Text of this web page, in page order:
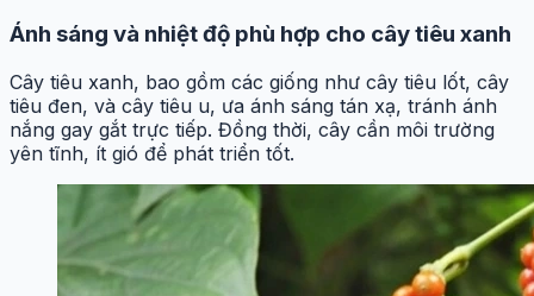
Ánh sáng và nhiệt độ phù hợp cho cây tiêu xanh
Cây tiêu xanh, bao gồm các giống như cây tiêu lốt, cây
tiêu đen, và cây tiêu u, ưa ánh sáng tán xạ, tránh ánh
nắng gay gắt trực tiếp. Đồng thời, cây cần môi trường
yên tĩnh, ít gió để phát triển tốt.